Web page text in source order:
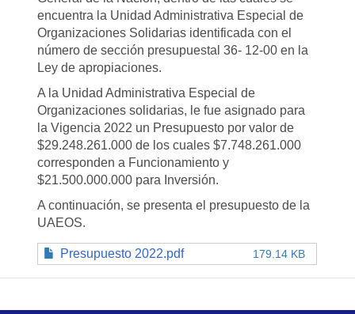
encuentra la Unidad Administrativa Especial de
Organizaciones Solidarias identificada con el
número de sección presupuestal 36- 12-00 en la
Ley de apropiaciones.
A la Unidad Administrativa Especial de
Organizaciones solidarias, le fue asignado para
la Vigencia 2022 un Presupuesto por valor de
$29.248.261.000 de los cuales $7.748.261.000
corresponden a Funcionamiento y
$21.500.000.000 para Inversión.
A continuación, se presenta el presupuesto de la
UAEOS.
Presupuesto 2022.pdf 179.14 KB